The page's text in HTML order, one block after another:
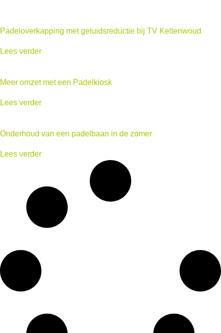
Padeloverkapping met geluidsreductie bij TV Keltenwoud
Lees verder
Meer omzet met een Padelkiosk
Lees verder
Onderhoud van een padelbaan in de zomer
Lees verder